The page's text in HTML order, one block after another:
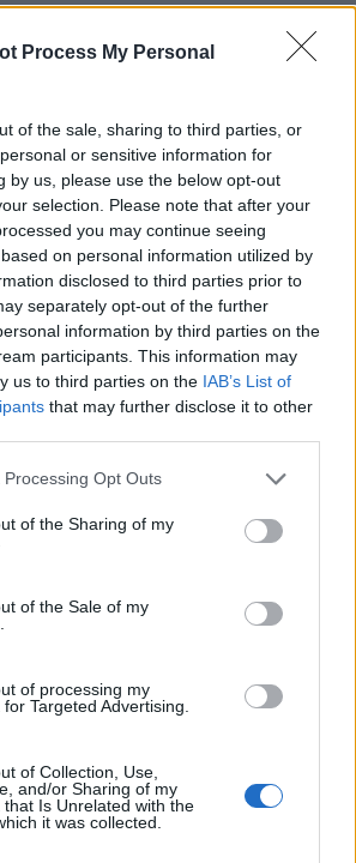
Process My Personal
of the sale, sharing to third parties, or
or sensitive information for
by us, please use the below opt-out
selection. Please note that after your
you may continue seeing
on personal information utilized by
disclosed to third parties prior to
separately opt-out of the further
information by third parties on the
participants. This information may
us to third parties on the IAB’s List of
that may further disclose it to other
website/app uses one or more Google
or usage behaviour. You may click to
to Google and its third-party tags to
specified purposes in below Google
Opt Outs
of the Sharing of my
of the Sale of my
of processing my
Targeted Advertising.
of Collection, Use,
and/or Sharing of my
that Is Unrelated with the
it was collected.
κάτι
λέει
Μυστράς: Αλλαγή
υπερασπιστική
55χρονου που έκρυψε
νεκρό πατέρα του
στους γονείς και η
του